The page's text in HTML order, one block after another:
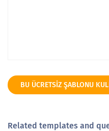
BU ÜCRETSIZ ŞABLONU
Related templates and